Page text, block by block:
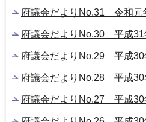
府議会だよりNo.31 令和元
府議会だよりNo.30 平成31
府議会だよりNo.29 平成30
府議会だよりNo.28 平成30
府議会だよりNo.27 平成30